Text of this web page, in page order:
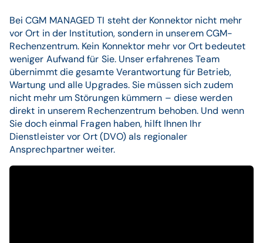
Bei CGM MANAGED TI steht der Konnektor nicht mehr
vor Ort in der Institution, sondern in unserem CGM-
Rechenzentrum. Kein Konnektor mehr vor Ort bedeutet
weniger Aufwand für Sie. Unser erfahrenes Team
übernimmt die gesamte Verantwortung für Betrieb,
Wartung und alle Upgrades. Sie müssen sich zudem
nicht mehr um Störungen kümmern – diese werden
direkt in unserem Rechenzentrum behoben. Und wenn
Sie doch einmal Fragen haben, hilft Ihnen Ihr
Dienstleister vor Ort (DVO) als regionaler
Ansprechpartner weiter.